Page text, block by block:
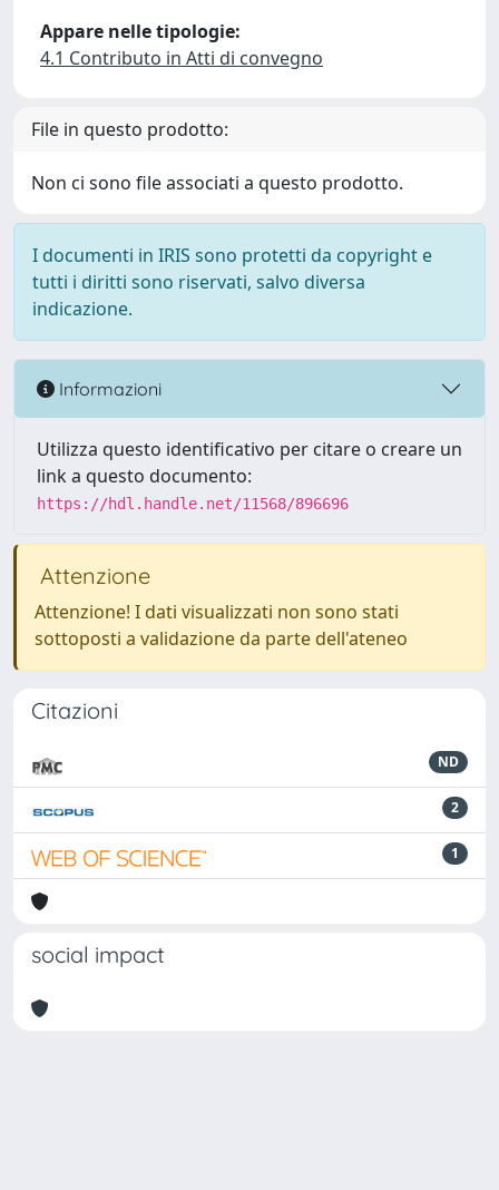
Appare nelle tipologie:
4.1 Contributo in Atti di convegno
File in questo prodotto:
Non ci sono file associati a questo prodotto.
I documenti in IRIS sono protetti da copyright e
tutti i diritti sono riservati, salvo diversa
indicazione.
Informazioni
Utilizza questo identificativo per citare o creare un
link a questo documento:
https://hdl.handle.net/11568/896696
Attenzione
Attenzione! I dati visualizzati non sono stati
sottoposti a validazione da parte dell'ateneo
Citazioni
ND
2
1
social impact